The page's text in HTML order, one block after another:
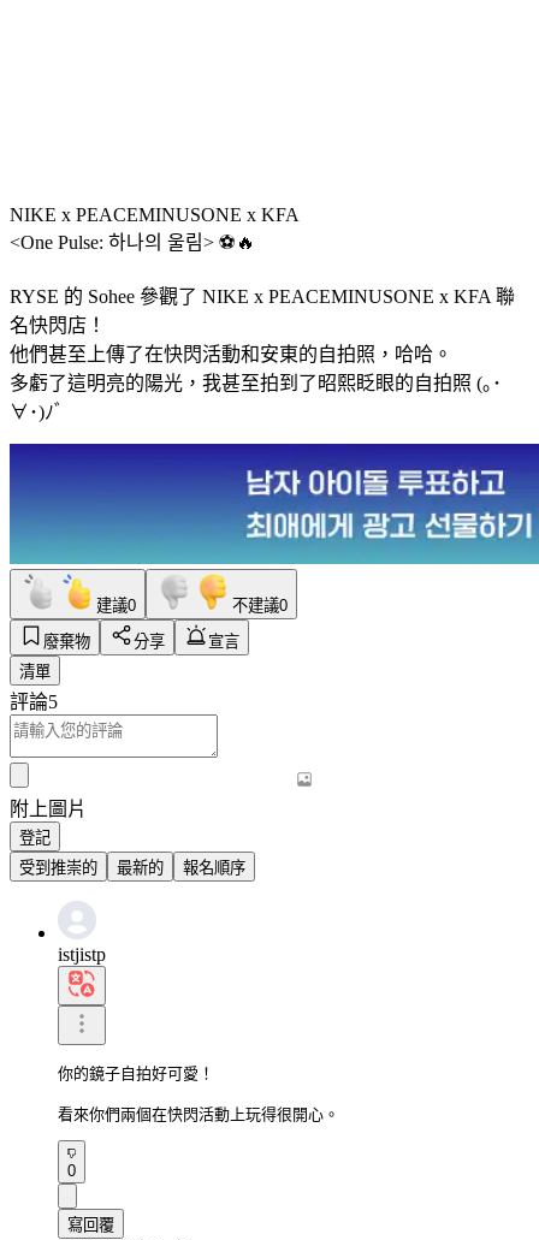
NIKE x PEACEMINUSONE x KFA
<One Pulse: 하나의 울림> ⚽️🔥
RYSE 的 Sohee 參觀了 NIKE x PEACEMINUSONE x KFA 聯
名快閃店！
他們甚至上傳了在快閃活動和安東的自拍照，哈哈。
多虧了這明亮的陽光，我甚至拍到了昭熙眨眼的自拍照 (｡･
∀･)ﾉﾞ
建議0 不建議0
廢棄物
分享
宣言
清單
評論5
附上圖片
登記
受到推崇的
最新的 報名順序
istjistp
你的鏡子自拍好可愛！
看來你們兩個在快閃活動上玩得很開心。
0
寫回覆